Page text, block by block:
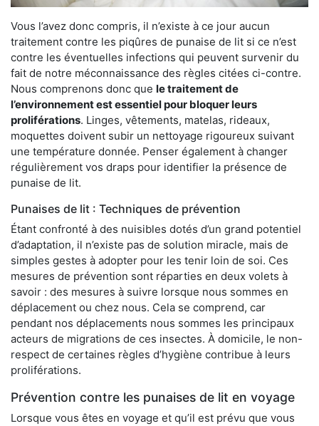
Vous l’avez donc compris, il n’existe à ce jour aucun
traitement contre les piqûres de punaise de lit si ce n’est
contre les éventuelles infections qui peuvent survenir du
fait de notre méconnaissance des règles citées ci-contre.
Nous comprenons donc que le traitement de
l’environnement est essentiel pour bloquer leurs
proliférations. Linges, vêtements, matelas, rideaux,
moquettes doivent subir un nettoyage rigoureux suivant
une température donnée. Penser également à changer
régulièrement vos draps pour identifier la présence de
punaise de lit.
Punaises de lit : Techniques de prévention
Étant confronté à des nuisibles dotés d’un grand potentiel
d’adaptation, il n’existe pas de solution miracle, mais de
simples gestes à adopter pour les tenir loin de soi. Ces
mesures de prévention sont réparties en deux volets à
savoir : des mesures à suivre lorsque nous sommes en
déplacement ou chez nous. Cela se comprend, car
pendant nos déplacements nous sommes les principaux
acteurs de migrations de ces insectes. À domicile, le non-
respect de certaines règles d’hygiène contribue à leurs
proliférations.
Prévention contre les punaises de lit en voyage
Lorsque vous êtes en voyage et qu’il est prévu que vous